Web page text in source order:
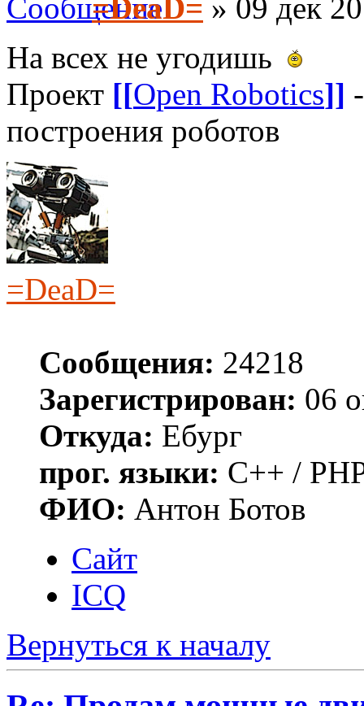
=DeaD= » 09 дек
На всех не угодишь
Проект [[Open Robotics]]
построения роботов
=DeaD=
Сообщения: 24218
Зарегистрирован: 06
Откуда: Ебург
прог. языки: C++ /
ФИО: Антон Ботов
Сайт
ICQ
Вернуться к началу